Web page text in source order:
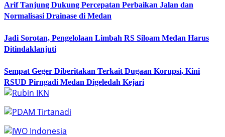
Arif Tanjung Dukung Percepatan Perbaikan Jalan dan
Normalisasi Drainase di Medan
Jadi Sorotan, Pengelolaan Limbah RS Siloam Medan Harus
Ditindaklanjuti
Sempat Geger Diberitakan Terkait Dugaan Korupsi, Kini
RSUD Pirngadi Medan Digeledah Kejari